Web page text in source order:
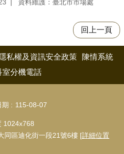
資料維護：臺北市市場處
回上一頁
隱私權及資訊安全政策
陳情系統
室分機電話
期 115-08-07
1024x768
同區迪化街一段21號6樓 [詳細位置